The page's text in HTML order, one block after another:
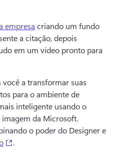
empresa criando um fundo
a citação, depois
em um vídeo pronto para
você a transformar suas
para o ambiente de
inteligente usando o
o poder do Designer e
(opens in a new tab)
.